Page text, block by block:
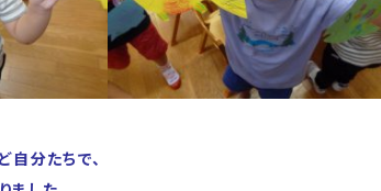
分たちで、